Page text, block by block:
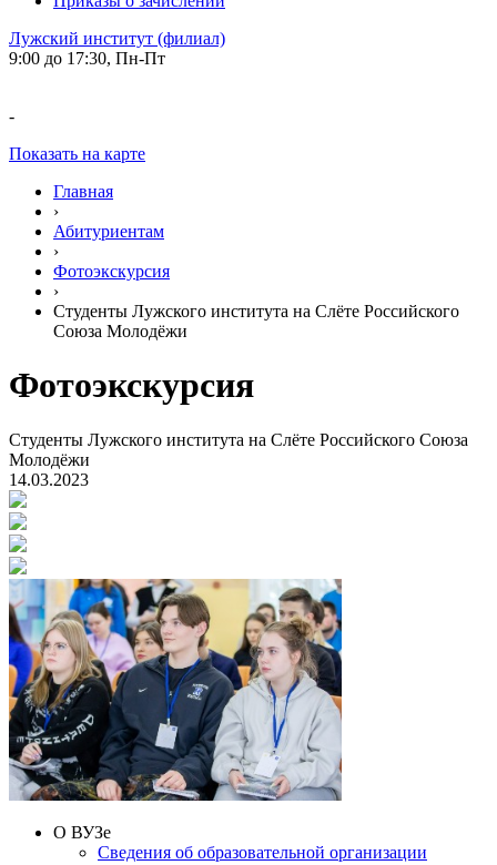
Лужский институт (филиал)
9:00 до 17:30, Пн-Пт
-
Показать на карте
Главная
›
Абитуриентам
›
Фотоэкскурсия
›
Студенты Лужского института на Слёте Российского
Союза Молодёжи
Фотоэкскурсия
Студенты Лужского института на Слёте Российского Союза
Молодёжи
14.03.2023
О ВУЗе
Сведения об образовательной организации